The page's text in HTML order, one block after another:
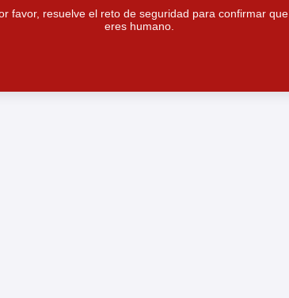
favor, resuelve el reto de seguridad para confirmar que
eres humano.